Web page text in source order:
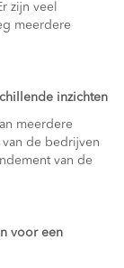
zijn veel
meerdere
inzichten
meerdere
de bedrijven
van de
voor een